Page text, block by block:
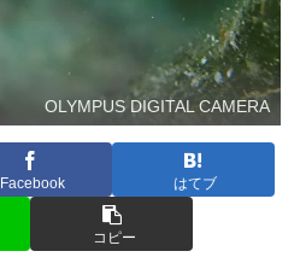
OLYMPUS DIGITAL CAMERA
Facebook はてブ
コピー